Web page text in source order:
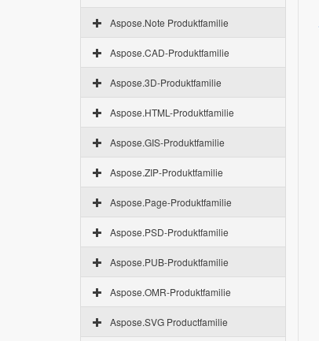
Aspose.Note Produktfamilie
Aspose.CAD-Produktfamilie
Aspose.3D-Produktfamilie
Aspose.HTML-Produktfamilie
Aspose.GIS-Produktfamilie
Aspose.ZIP-Produktfamilie
Aspose.Page-Produktfamilie
Aspose.PSD-Produktfamilie
Aspose.PUB-Produktfamilie
Aspose.OMR-Produktfamilie
Aspose.SVG Productfamilie